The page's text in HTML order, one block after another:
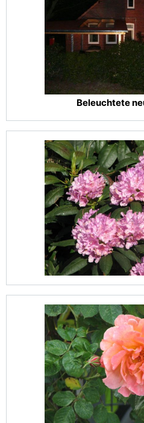
Beleuchtete